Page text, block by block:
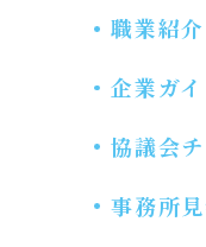
職業紹介
企業ガイ
協議会
事務所